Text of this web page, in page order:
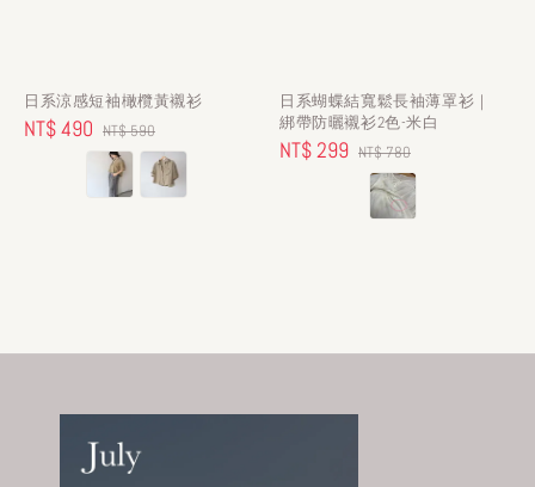
日系涼感短袖橄欖黃襯衫
Sale
NT$ 490 Regular
price
NT$ 590
日系蝴蝶結寬鬆長袖薄罩衫｜
綁帶防曬襯衫2色-米白
Sale
NT$ 299 Regular
price
NT$ 780